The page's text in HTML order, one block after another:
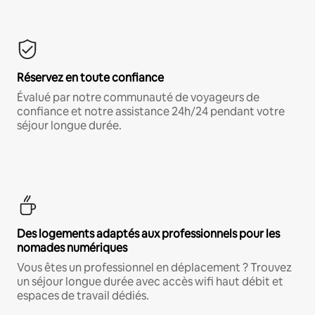
Réservez en toute confiance
Évalué par notre communauté de voyageurs de
confiance et notre assistance 24h/24 pendant votre
séjour longue durée.
Des logements adaptés aux professionnels pour les
nomades numériques
Vous êtes un professionnel en déplacement ? Trouvez
un séjour longue durée avec accès wifi haut débit et
espaces de travail dédiés.